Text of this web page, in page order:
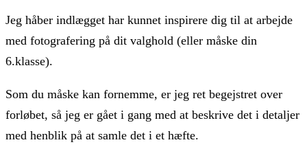
Jeg håber indlægget har kunnet inspirere dig til at arbejde
med fotografering på dit valghold (eller måske din
6.klasse).
Som du måske kan fornemme, er jeg ret begejstret over
forløbet, så jeg er gået i gang med at beskrive det i detaljer
med henblik på at samle det i et hæfte.